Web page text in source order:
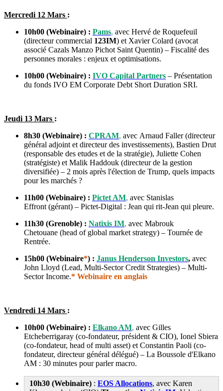
Mercredi 12 Mars :
10h00 (Webinaire) : Pams, avec Hervé de Roquefeuil
(directeur commercial 123IM) et Xavier Colard (avocat
associé Cazals Manzo Pichot Saint Quentin) – Fiscalité des
personnes morales : enjeux et optimisations.
10h00 (Webinaire) : IVO Capital Partners – Présentation
du fonds IVO EM Corporate Debt Short Duration SRI.
Jeudi 13 Mars :
8h30 (Webinaire) : CPRAM, avec Arnaud Faller (directeur
général adjoint et directeur des investissements), Bastien Drut
(responsable des etudes et de la stratégie), Juliette Cohen
(stratégiste) et Malik Haddouk (directeur de la gestion
diversifiée) – 2 mois après l'élection de Trump, quels impacts
pour les marchés ?
11h00 (Webinaire) : Pictet AM, avec Stanislas
Effront (gérant) – Pictet-Digital : Jean qui rit-Jean qui pleure.
11h30 (Grenoble) : Natixis IM, avec Mabrouk
Chetouane (head of global market strategy) – Tournée de
Rentrée.
15h00 (Webinaire*) : Janus Henderson Investors, avec
John Lloyd (Lead, Multi-Sector Credit Strategies) – Multi-
Sector Income.* Webinaire en anglais
Vendredi 14 Mars :
10h00 (Webinaire) : Elkano AM, avec Gilles
Etcheberrigaray (co-fondateur, président & CIO), Ionel Sbiera
(co-fondateur, head of multi asset) et Constantin Paoli (co-
fondateur, directeur général délégué) – La Boussole d'Elkano
AM : 30 minutes pour parler macro.
10h30 (Webinaire) : EOS Allocations, avec Karen